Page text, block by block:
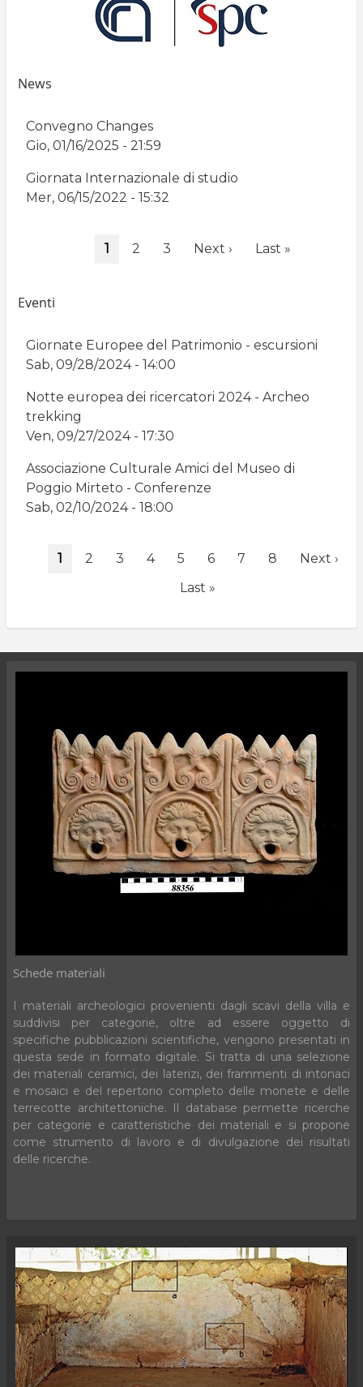
News
Convegno Changes
Gio, 01/16/2025 - 21:59
Giornata Internazionale di studio
Mer, 06/15/2022 - 15:32
Pagina
1 Page
2 Page
3
Pagina
Next ›
Ultima
Last »
Eventi
Giornate Europee del Patrimonio - escursioni
Sab, 09/28/2024 - 14:00
Notte europea dei ricercatori 2024 - Archeo
trekking
Ven, 09/27/2024 - 17:30
Associazione Culturale Amici del Museo di
Poggio Mirteto - Conferenze
Sab, 02/10/2024 - 18:00
Pagina
1 Page
2 Page
3 Page
4 Page
5 Page
6 Page
7 Page
8
Pagina
Next ›
Ultima
Last »
Schede materiali
I materiali archeologici provenienti dagli scavi della villa e
suddivisi per categorie, oltre ad essere oggetto di
specifiche pubblicazioni scientifiche, vengono presentati in
questa sede in formato digitale. Si tratta di una selezione
dei materiali ceramici, dei laterizi, dei frammenti di intonaci
e mosaici e del repertorio completo delle monete e delle
terrecotte architettoniche. Il database permette ricerche
per categorie e caratteristiche dei materiali e si propone
come strumento di lavoro e di divulgazione dei risultati
delle ricerche.